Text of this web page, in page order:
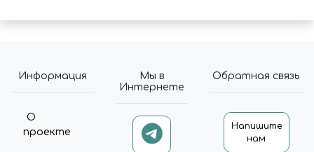
Информация
О
проекте
Мы в
Интернете
Обратная связь
Напишите
нам